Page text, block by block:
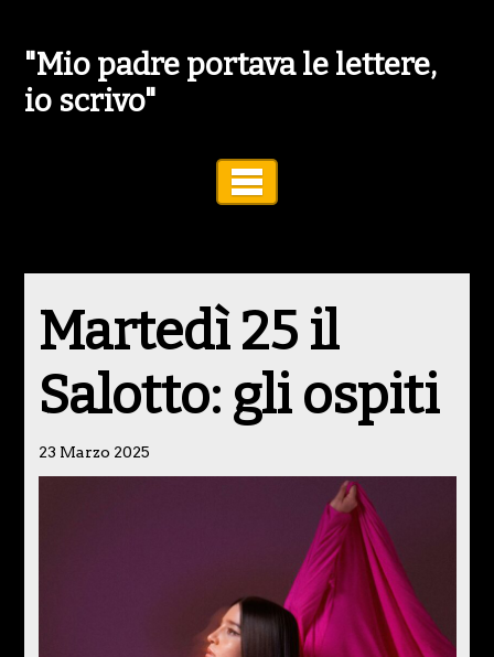
"Mio padre portava le lettere,
io scrivo"
Martedì 25 il
Salotto: gli ospiti
23 Marzo 2025